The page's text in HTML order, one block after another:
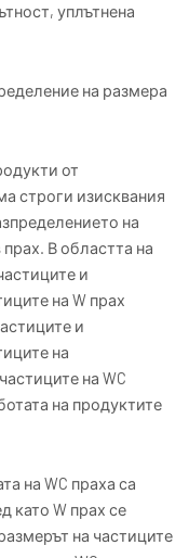
уплътнена
на размера
от
строги изисквания
на
В областта на
и
на W прах
и
на
на WC
на продуктите
на WC праха са
като W прах се
на частиците